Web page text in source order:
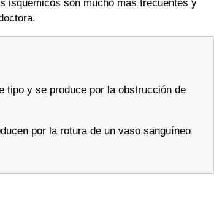
isquémicos son mucho más frecuentes y
tipo y se produce por la obstrucción de
por la rotura de un vaso sanguíneo